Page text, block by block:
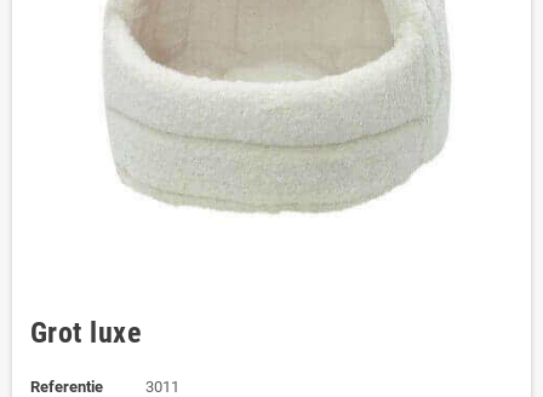
Grot luxe
Referentie 3011